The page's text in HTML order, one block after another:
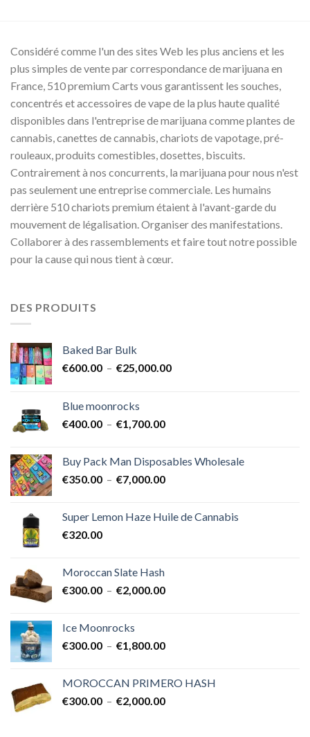
Considéré comme l'un des sites Web les plus anciens et les
plus simples de vente par correspondance de marijuana en
France, 510 premium Carts vous garantissent les souches,
concentrés et accessoires de vape de la plus haute qualité
disponibles dans l'entreprise de marijuana comme plantes de
cannabis, canettes de cannabis, chariots de vapotage, pré-
rouleaux, produits comestibles, dosettes, biscuits.
Contrairement à nos concurrents, la marijuana pour nous n'est
pas seulement une entreprise commerciale. Les humains
derrière 510 chariots premium étaient à l'avant-garde du
mouvement de légalisation. Organiser des manifestations.
Collaborer à des rassemblements et faire tout notre possible
pour la cause qui nous tient à cœur.
DES PRODUITS
Baked Bar Bulk
€600.00 – €25,000.00Plage
Blue moonrocks
€400.00 – €1,700.00Plage
€400.00
à
Buy Pack Man Disposables Wholesale
€350.00 – €7,000.00Plage
€350.00
Super Lemon Haze Huile de Cannabis
€320.00
Moroccan Slate Hash
€300.00 – €2,000.00Plage
à
Ice Moonrocks
€300.00 – €1,800.00Plage
€300.00
à
MOROCCAN PRIMERO HASH
€300.00 – €2,000.00Plage